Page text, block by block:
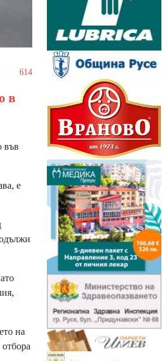
614
в
във
е
на